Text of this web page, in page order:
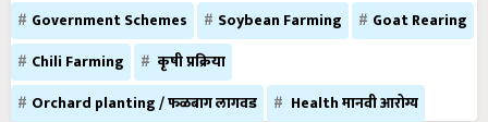
Government Schemes Soybean Farming
Goat Rearing
Chili Farming
कृषी प्रक्रिया
Orchard planting / फळबाग लागवड
Health मानवी आरोग्य